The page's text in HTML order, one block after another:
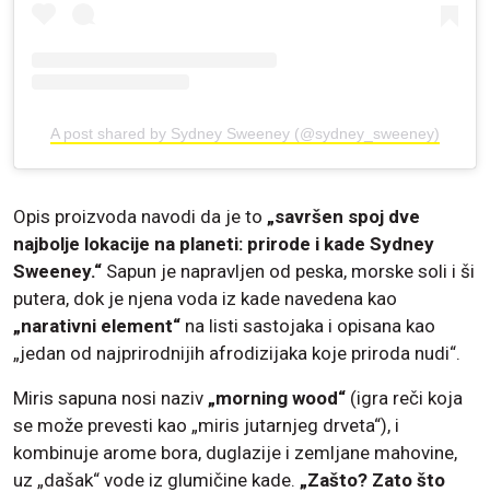
A post shared by Sydney Sweeney (@sydney_sweeney)
Opis proizvoda navodi da je to „savršen spoj dve
najbolje lokacije na planeti: prirode i kade Sydney
Sweeney.“ Sapun je napravljen od peska, morske soli i ši
putera, dok je njena voda iz kade navedena kao
„narativni element“ na listi sastojaka i opisana kao
„jedan od najprirodnijih afrodizijaka koje priroda nudi“.
Miris sapuna nosi naziv „morning wood“ (igra reči koja
se može prevesti kao „miris jutarnjeg drveta“), i
kombinuje arome bora, duglazije i zemljane mahovine,
uz „dašak“ vode iz glumičine kade. „Zašto? Zato što